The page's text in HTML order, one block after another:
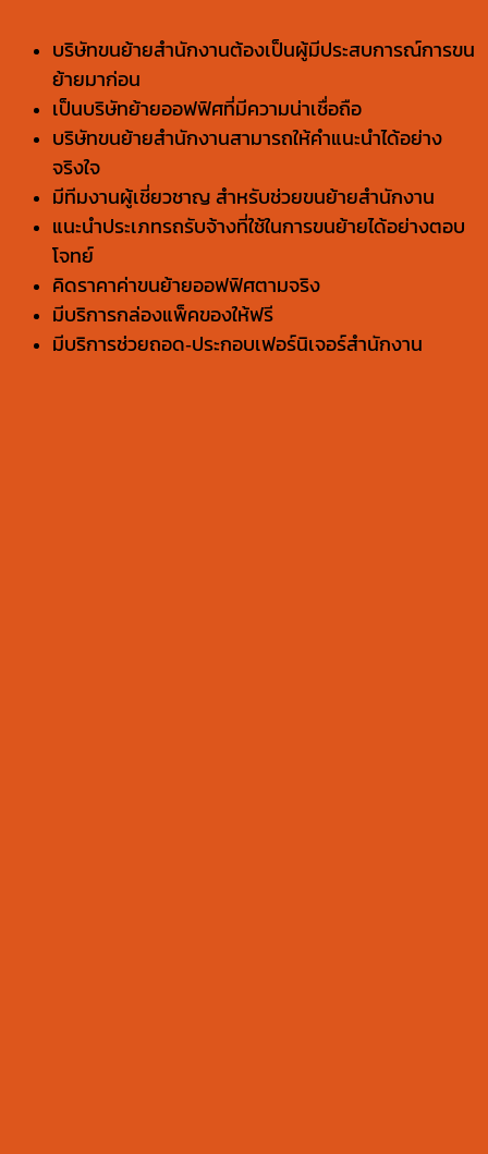
บริษัทขนย้ายสำนักงานต้องเป็นผู้มีประสบการณ์การขน
ย้ายมาก่อน
เป็นบริษัทย้ายออฟฟิศที่มีความน่าเชื่อถือ
บริษัทขนย้ายสำนักงานสามารถให้คำแนะนำได้อย่าง
จริงใจ
มีทีมงานผู้เชี่ยวชาญ สำหรับช่วยขนย้ายสำนักงาน
แนะนำประเภทรถรับจ้างที่ใช้ในการขนย้ายได้อย่างตอบ
โจทย์
คิดราคาค่าขนย้ายออฟฟิศตามจริง
มีบริการกล่องแพ็คของให้ฟรี
มีบริการช่วยถอด-ประกอบเฟอร์นิเจอร์สำนักงาน